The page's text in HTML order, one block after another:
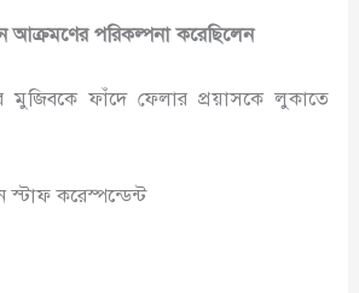
আক্রমণের পরিকল্পনা করেছিলেন
মুজিবকে ফাঁদে ফেলার প্রয়াসকে লুকাতে
করেস্পন্ডেন্ট